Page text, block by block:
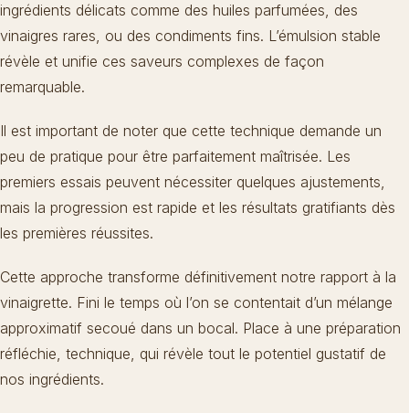
ingrédients délicats comme des huiles parfumées, des
vinaigres rares, ou des condiments fins. L’émulsion stable
révèle et unifie ces saveurs complexes de façon
remarquable.
Il est important de noter que cette technique demande un
peu de pratique pour être parfaitement maîtrisée. Les
premiers essais peuvent nécessiter quelques ajustements,
mais la progression est rapide et les résultats gratifiants dès
les premières réussites.
Cette approche transforme définitivement notre rapport à la
vinaigrette. Fini le temps où l’on se contentait d’un mélange
approximatif secoué dans un bocal. Place à une préparation
réfléchie, technique, qui révèle tout le potentiel gustatif de
nos ingrédients.